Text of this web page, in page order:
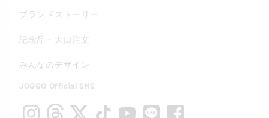
ブランドストーリー
記念品・大口注文
みんなのデザイン
JOGGO Official SNS